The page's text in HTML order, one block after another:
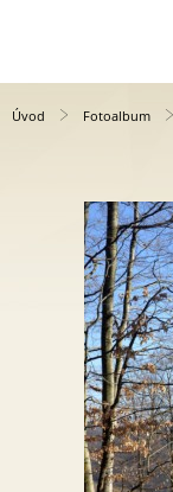
Úvod Fotoalbum